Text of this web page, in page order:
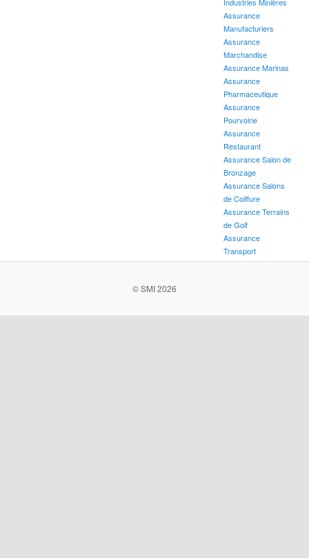
Assurance
Manufacturiers
Assurance
Marchandise
Assurance Marinas
Assurance
Pharmaceutique
Assurance
Pourvoirie
Assurance
Restaurant
Assurance Salon de
Bronzage
Assurance Salons
de Coiffure
Assurance Terrains
de Golf
Assurance
Transport
© SMI 2026